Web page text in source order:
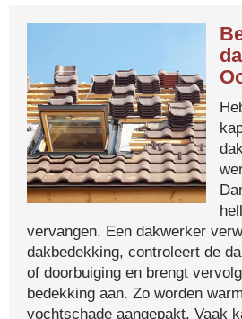
vervangen. Een dakwerker
dakbedekking, controleert de
of doorbuiging en brengt
bedekking aan. Zo worden
vochtschade aangepakt. Vaak